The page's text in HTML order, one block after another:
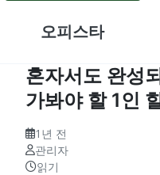
오피스타
혼자서도 완성
가봐야 할 1인
1년 전
관리자
읽기